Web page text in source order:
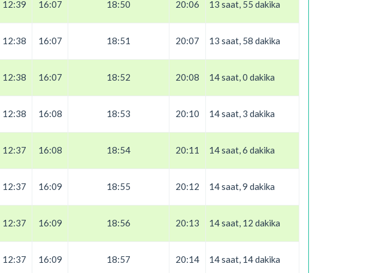
12:39 16:07 18:50 20:06 13 saat, 55 dakika
12:38 16:07 18:51 20:07 13 saat, 58 dakika
12:38 16:07 18:52 20:08 14 saat, 0 dakika
12:38 16:08 18:53 20:10 14 saat, 3 dakika
12:37 16:08 18:54 20:11 14 saat, 6 dakika
12:37 16:09 18:55 20:12 14 saat, 9 dakika
12:37 16:09 18:56 20:13 14 saat, 12 dakika
12:37 16:09 18:57 20:14 14 saat, 14 dakika